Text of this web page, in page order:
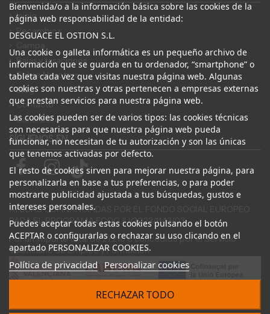
Inicio
Recambios
Bajas y tasaciones
Sobre Nosotros
Blog
Contacto
Canal Ético
Bienvenida/o a la información básica sobre las cookies de la
página web responsabilidad de la entidad:
DESGUACE EL OSTION S.L.
Una cookie o galleta informática es un pequeño archivo de
información que se guarda en tu ordenador, “smartphone” o
tableta cada vez que visitas nuestra página web. Algunas
cookies son nuestras y otras pertenecen a empresas externas
que prestan servicios para nuestra página web.
Las cookies pueden ser de varios tipos: las cookies técnicas
son necesarias para que nuestra página web pueda
funcionar, no necesitan de tu autorización y son las únicas
que tenemos activadas por defecto.
El resto de cookies sirven para mejorar nuestra página, para
personalizarla en base a tus preferencias, o para poder
mostrarte publicidad ajustada a tus búsquedas, gustos e
intereses personales.
Puedes aceptar todas estas cookies pulsando el botón
ACEPTAR o configurarlas o rechazar su uso clicando en el
apartado PERSONALIZAR COOKIES.
Política de privacidad Personalizar cookies
RECHAZAR TODO
SÍGUENOS EN
AYUDAS COFINANCIADAS POR EL FONDO SOCIAL EUROPEO
PARA EL PROGRAMA ECOGJU/2023/1143/03
Por un importe total de 27.216 € concedido por el Servicio
Valenciano de Empleo y Formación.